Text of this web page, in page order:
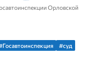
Орловской
#суд